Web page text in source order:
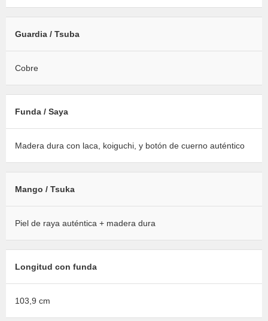
Guardia / Tsuba
Cobre
Funda / Saya
Madera dura con laca, koiguchi, y botón de cuerno auténtico
Mango / Tsuka
Piel de raya auténtica + madera dura
Longitud con funda
103,9 cm